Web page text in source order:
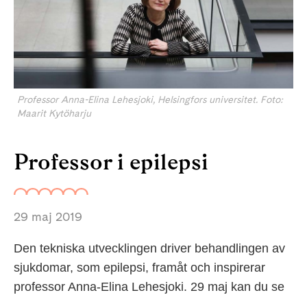
Professor Anna-Elina Lehesjoki, Helsingfors universitet. Foto:
Maarit Kytöharju
Professor i epilepsi
29 maj 2019
Den tekniska utvecklingen driver behandlingen av
sjukdomar, som epilepsi, framåt och inspirerar
professor Anna-Elina Lehesjoki. 29 maj kan du se